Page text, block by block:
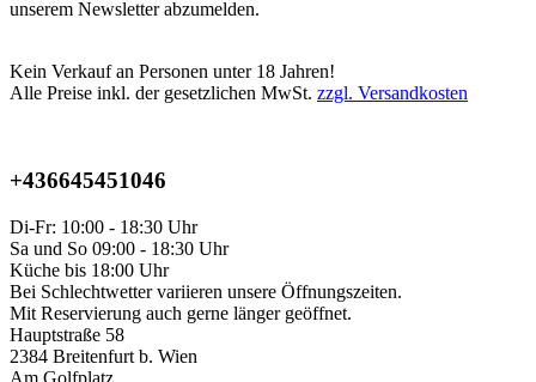
unserem Newsletter abzumelden.
Kein Verkauf an Personen unter 18 Jahren!
Alle Preise inkl. der gesetzlichen MwSt. zzgl. Versandkosten
+436645451046
Di-Fr: 10:00 - 18:30 Uhr
Sa und So 09:00 - 18:30 Uhr
Küche bis 18:00 Uhr
Bei Schlechtwetter variieren unsere Öffnungszeiten.
Mit Reservierung auch gerne länger geöffnet.
Hauptstraße 58
2384 Breitenfurt b. Wien
Am Golfplatz